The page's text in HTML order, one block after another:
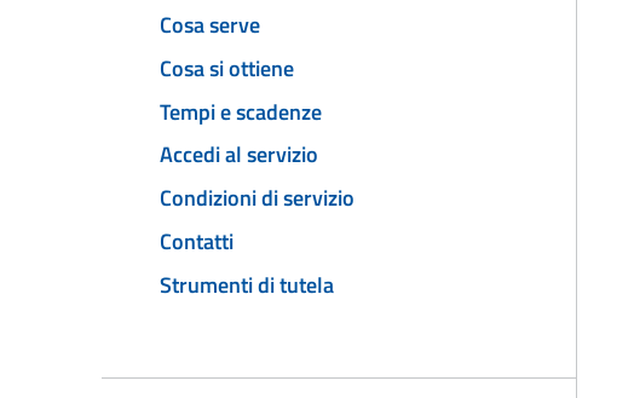
Cosa serve
Cosa si ottiene
Tempi e scadenze
Accedi al servizio
Condizioni di servizio
Contatti
Strumenti di tutela